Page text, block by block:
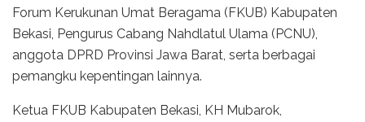
Forum Kerukunan Umat Beragama (FKUB) Kabupaten
Bekasi, Pengurus Cabang Nahdlatul Ulama (PCNU),
anggota DPRD Provinsi Jawa Barat, serta berbagai
pemangku kepentingan lainnya.
Ketua FKUB Kabupaten Bekasi, KH Mubarok,